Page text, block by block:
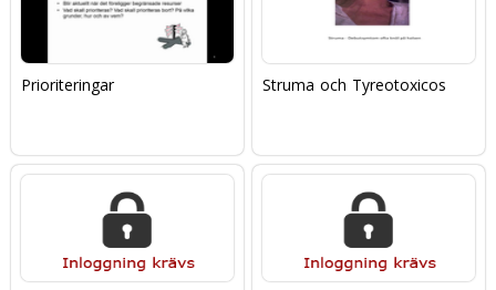
Prioriteringar Struma och Tyreotoxicos